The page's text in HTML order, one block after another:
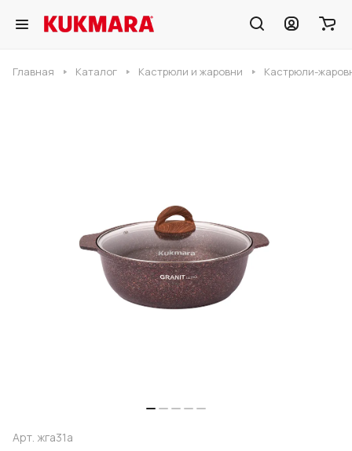
Главная Каталог Кастрюли и жаровни Кастрюли-
Арт. жга31а